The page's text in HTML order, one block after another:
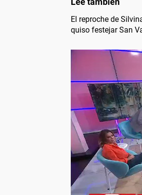
El reproche de
quiso festejar San